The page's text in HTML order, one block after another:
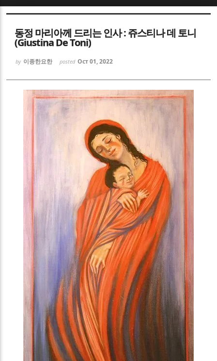
동정 마리아께 드리는 인사 : 쥬스티나 데 토니
(Giustina De Toni)
by 이종한요한 posted Oct 01, 2022
Sketchbook5, 스케치북5
Sketchbook5, 스케치북5
Sketchbook5, 스케치북5
Sketchbook5, 스케치북5